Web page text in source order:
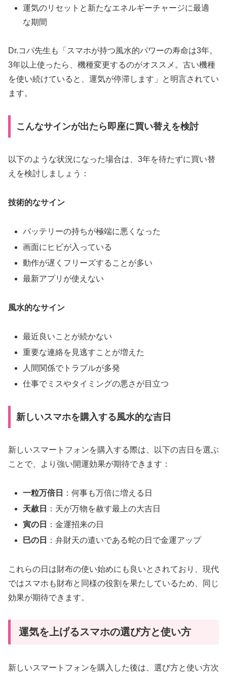
運気のリセットと新たなエネルギーチャージに最適
な期間
Dr.コパ先生も「スマホが持つ風水的パワーの寿命は3年。
3年以上使ったら、機種変更するのがオススメ。古い機種
を使い続けていると、運気が停滞します」と明言されてい
ます。
こんなサインが出たら即座に買い替えを検討
以下のような状況になった場合は、3年を待たずに買い替
えを検討しましょう：
技術的なサイン
バッテリーの持ちが極端に悪くなった
画面にヒビが入っている
動作が遅くフリーズすることが多い
最新アプリが使えない
風水的なサイン
最近良いことが続かない
重要な連絡を見逃すことが増えた
人間関係でトラブルが多発
仕事でミスやタイミングの悪さが目立つ
新しいスマホを購入する風水的な吉日
新しいスマートフォンを購入する際は、以下の吉日を選ぶ
ことで、より強い開運効果が期待できます：
一粒万倍日
：何事も万倍に増える日
天赦日
：天が万物を赦す最上の大吉日
寅の日
：金運招来の日
巳の日
：弁財天の遣いである蛇の日で金運アップ
これらの日は財布の使い始めにも良いとされており、現代
ではスマホも財布と同様の役割を果たしているため、同じ
効果が期待できます。
運気を上げるスマホの選び方と使い方
新しいスマートフォンを購入した後は、選び方と使い方次